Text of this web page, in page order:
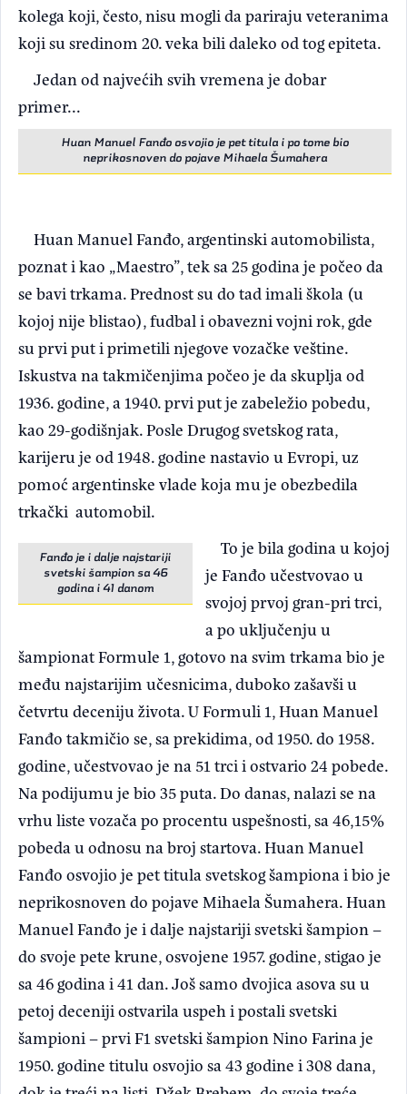
kolega koji, često, nisu mogli da pariraju veteranima
koji su sredinom 20. veka bili daleko od tog epiteta.
Jedan od najvećih svih vremena je dobar
primer...
Huan Manuel Fanđo osvojio je pet titula i po tome bio
neprikosnoven do pojave Mihaela Šumahera
Huan Manuel Fanđo, argentinski automobilista,
poznat i kao „Maestro”, tek sa 25 godina je počeo da
se bavi trkama. Prednost su do tad imali škola (u
kojoj nije blistao), fudbal i obavezni vojni rok, gde
su prvi put i primetili njegove vozačke veštine.
Iskustva na takmičenjima počeo je da skuplja od
1936. godine, a 1940. prvi put je zabeležio pobedu,
kao 29-godišnjak. Posle Drugog svetskog rata,
karijeru je od 1948. godine nastavio u Evropi, uz
pomoć argentinske vlade koja mu je obezbedila
trkački automobil.
Fanđo je i dalje najstariji
svetski šampion sa 46
godina i 41 danom
To je bila godina u kojoj
je Fanđo učestvovao u
svojoj prvoj gran-pri trci,
a po uključenju u
šampionat Formule 1, gotovo na svim trkama bio je
među najstarijim učesnicima, duboko zašavši u
četvrtu deceniju života. U Formuli 1, Huan Manuel
Fanđo takmičio se, sa prekidima, od 1950. do 1958.
godine, učestvovao je na 51 trci i ostvario 24 pobede.
Na podijumu je bio 35 puta. Do danas, nalazi se na
vrhu liste vozača po procentu uspešnosti, sa 46,15%
pobeda u odnosu na broj startova. Huan Manuel
Fanđo osvojio je pet titula svetskog šampiona i bio je
neprikosnoven do pojave Mihaela Šumahera. Huan
Manuel Fanđo je i dalje najstariji svetski šampion –
do svoje pete krune, osvojene 1957. godine, stigao je
sa 46 godina i 41 dan. Još samo dvojica asova su u
petoj deceniji ostvarila uspeh i postali svetski
šampioni – prvi F1 svetski šampion Nino Farina je
1950. godine titulu osvojio sa 43 godine i 308 dana,